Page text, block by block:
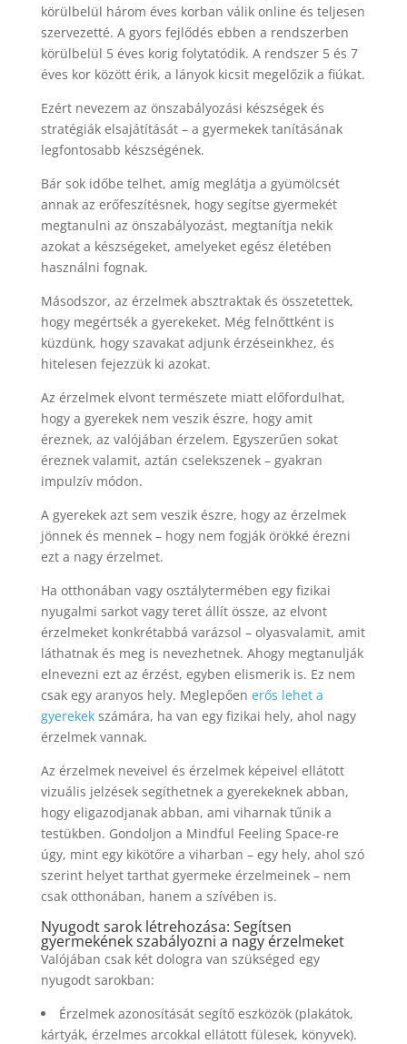
körülbelül három éves korban válik online és teljesen
szervezetté. A gyors fejlődés ebben a rendszerben
körülbelül 5 éves korig folytatódik. A rendszer 5 és 7
éves kor között érik, a lányok kicsit megelőzik a fiúkat.
Ezért nevezem az önszabályozási készségek és
stratégiák elsajátítását – a gyermekek tanításának
legfontosabb készségének.
Bár sok időbe telhet, amíg meglátja a gyümölcsét
annak az erőfeszítésnek, hogy segítse gyermekét
megtanulni az önszabályozást, megtanítja nekik
azokat a készségeket, amelyeket egész életében
használni fognak.
Másodszor, az érzelmek absztraktak és összetettek,
hogy megértsék a gyerekeket. Még felnőttként is
küzdünk, hogy szavakat adjunk érzéseinkhez, és
hitelesen fejezzük ki azokat.
Az érzelmek elvont természete miatt előfordulhat,
hogy a gyerekek nem veszik észre, hogy amit
éreznek, az valójában érzelem. Egyszerűen sokat
éreznek valamit, aztán cselekszenek – gyakran
impulzív módon.
A gyerekek azt sem veszik észre, hogy az érzelmek
jönnek és mennek – hogy nem fogják örökké érezni
ezt a nagy érzelmet.
Ha otthonában vagy osztálytermében egy fizikai
nyugalmi sarkot vagy teret állít össze, az elvont
érzelmeket konkrétabbá varázsol – olyasvalamit, amit
láthatnak és meg is nevezhetnek. Ahogy megtanulják
elnevezni ezt az érzést, egyben elismerik is. Ez nem
csak egy aranyos hely. Meglepően erős lehet a
gyerekekszámára, ha van egy fizikai hely, ahol nagy
érzelmek vannak.
Az érzelmek neveivel és érzelmek képeivel ellátott
vizuális jelzések segíthetnek a gyerekeknek abban,
hogy eligazodjanak abban, ami viharnak tűnik a
testükben. Gondoljon a Mindful Feeling Space-re
úgy, mint egy kikötőre a viharban – egy hely, ahol szó
szerint helyet tarthat gyermeke érzelmeinek – nem
csak otthonában, hanem a szívében is.
Nyugodt sarok létrehozása: Segítsen
gyermekének szabályozni a nagy érzelmeket
Valójában csak két dologra van szükséged egy
nyugodt sarokban:
Érzelmek azonosítását segítő eszközök (plakátok,
kártyák, érzelmes arcokkal ellátott fülesek, könyvek).